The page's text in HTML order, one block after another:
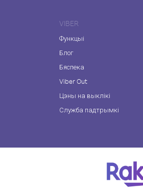
VIBER
Функцыі
Блог
Бяспека
Viber Out
Цэны на выклікі
Служба падтрымкі